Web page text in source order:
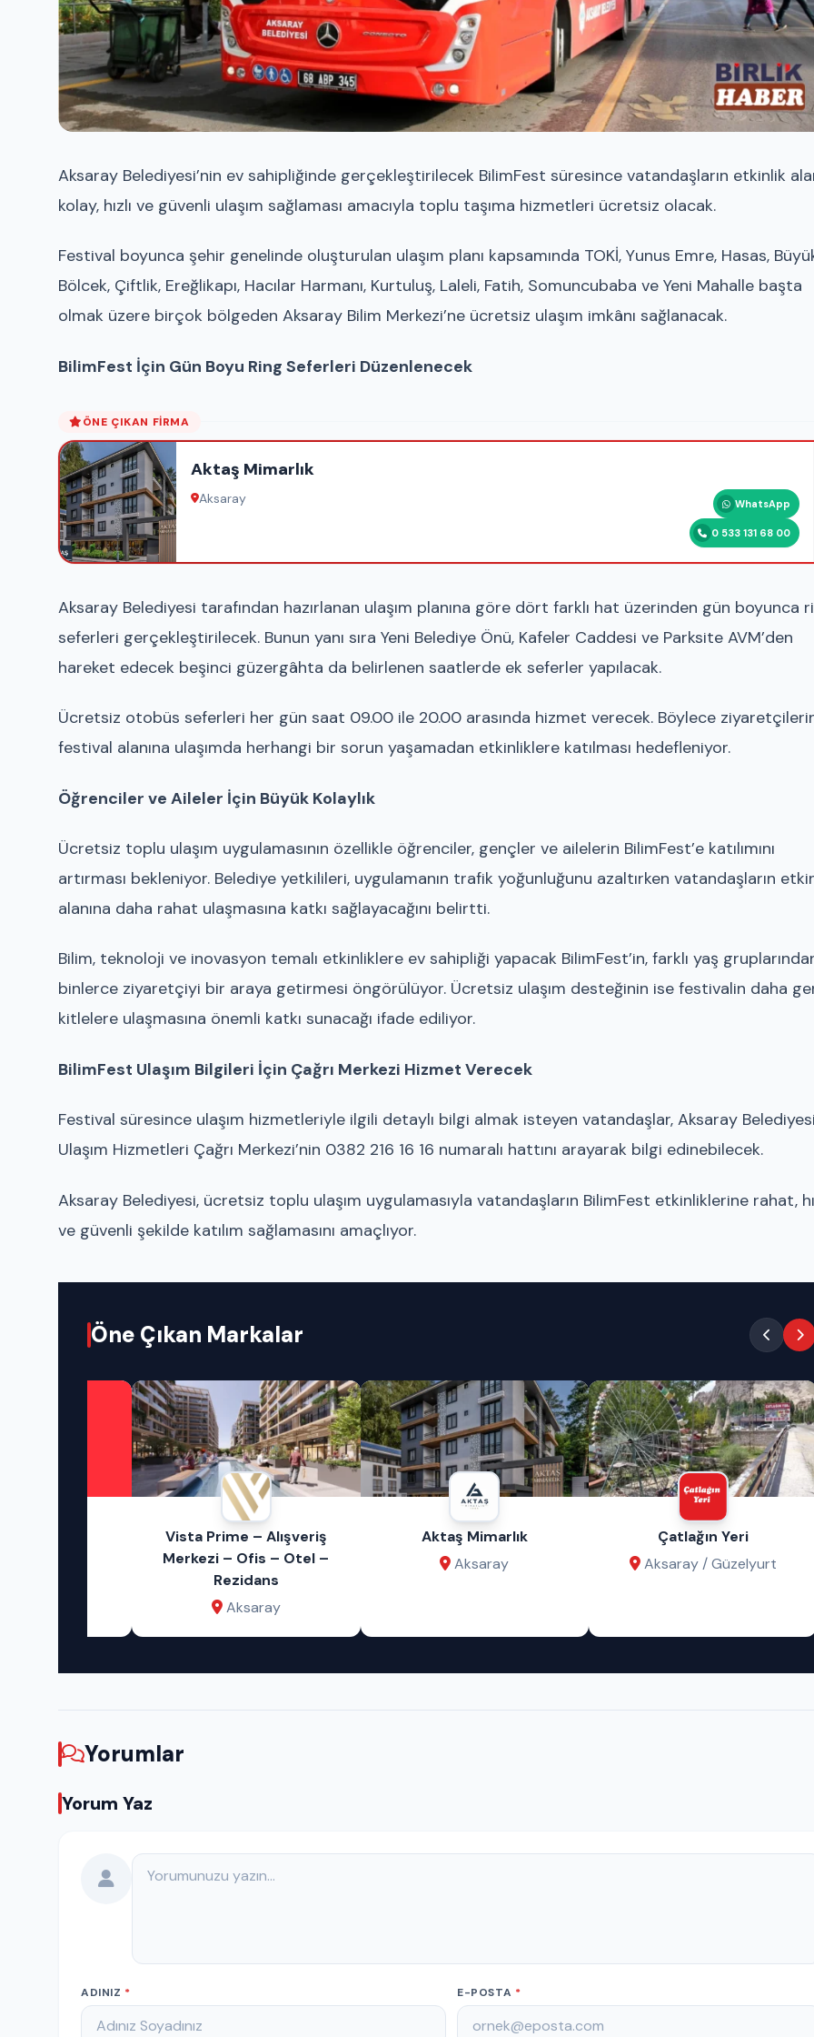
Aksaray Belediyesi’nin ev sahipliğinde gerçekleştirilecek BilimFest süresince vatandaşların etkinlik
kolay, hızlı ve güvenli ulaşım sağlaması amacıyla toplu taşıma hizmetleri ücretsiz olacak.
Festival boyunca şehir genelinde oluşturulan ulaşım planı kapsamında TOKİ, Yunus Emre, Hasas,
Bölcek, Çiftlik, Ereğlikapı, Hacılar Harmanı, Kurtuluş, Laleli, Fatih, Somuncubaba ve Yeni Mahalle başta
olmak üzere birçok bölgeden Aksaray Bilim Merkezi’ne ücretsiz ulaşım imkânı sağlanacak.
BilimFest İçin Gün Boyu Ring Seferleri Düzenlenecek
ÖNE ÇIKAN FIRMA
Aktaş Mimarlık
Aksaray WhatsApp
0 533 131 68 00
Aksaray Belediyesi tarafından hazırlanan ulaşım planına göre dört farklı hat üzerinden gün boyunca
seferleri gerçekleştirilecek. Bunun yanı sıra Yeni Belediye Önü, Kafeler Caddesi ve Parksite AVM’den
hareket edecek beşinci güzergâhta da belirlenen saatlerde ek seferler yapılacak.
Ücretsiz otobüs seferleri her gün saat 09.00 ile 20.00 arasında hizmet verecek. Böylece
festival alanına ulaşımda herhangi bir sorun yaşamadan etkinliklere katılması hedefleniyor.
Öğrenciler ve Aileler İçin Büyük Kolaylık
Ücretsiz toplu ulaşım uygulamasının özellikle öğrenciler, gençler ve ailelerin BilimFest’e katılımını
artırması bekleniyor. Belediye yetkilileri, uygulamanın trafik yoğunluğunu azaltırken vatandaşların
alanına daha rahat ulaşmasına katkı sağlayacağını belirtti.
Bilim, teknoloji ve inovasyon temalı etkinliklere ev sahipliği yapacak BilimFest’in, farklı yaş
binlerce ziyaretçiyi bir araya getirmesi öngörülüyor. Ücretsiz ulaşım desteğinin ise festivalin daha
kitlelere ulaşmasına önemli katkı sunacağı ifade ediliyor.
BilimFest Ulaşım Bilgileri İçin Çağrı Merkezi Hizmet Verecek
Festival süresince ulaşım hizmetleriyle ilgili detaylı bilgi almak isteyen vatandaşlar, Aksaray Belediyesi
Ulaşım Hizmetleri Çağrı Merkezi’nin 0382 216 16 16 numaralı hattını arayarak bilgi edinebilecek.
Aksaray Belediyesi, ücretsiz toplu ulaşım uygulamasıyla vatandaşların BilimFest etkinliklerine rahat,
ve güvenli şekilde katılım sağlamasını amaçlıyor.
Öne Çıkan Markalar
Vista Prime – Alışveriş
Merkezi – Ofis – Otel –
Rezidans
Aksaray
Aktaş Mimarlık
Aksaray
Çatlağın Yeri
Aksaray / Güzelyurt
Yorumlar
Yorum Yaz
Yorumunuz
ADINIZ * E-POSTA *